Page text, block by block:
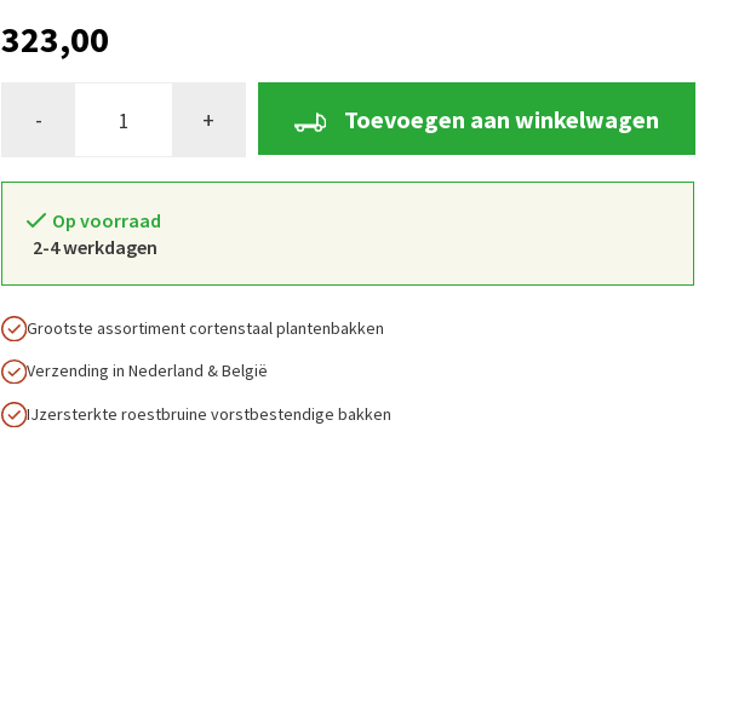
323,00
- + Toevoegen aan winkelwagen
Op voorraad
2-4 werkdagen
Grootste assortiment cortenstaal plantenbakken
Verzending in Nederland & België
IJzersterkte roestbruine vorstbestendige bakken